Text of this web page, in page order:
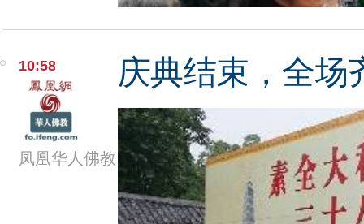
10:58
凤凰华人佛教
庆典结束，全场